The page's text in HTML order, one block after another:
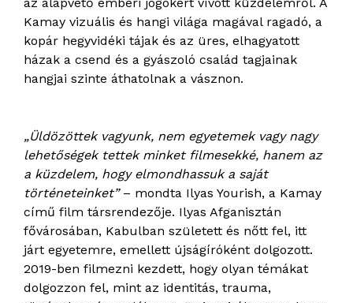
Kamay vizuális és hangi világa magával ragadó, a
kopár hegyvidéki tájak és az üres, elhagyatott
házak a csend és a gyászoló család tagjainak
hangjai szinte áthatolnak a vásznon.
„Üldözöttek vagyunk, nem egyetemek vagy nagy
lehetőségek tettek minket filmesekké, hanem az
a küzdelem, hogy elmondhassuk a saját
történeteinket”– mondta Ilyas Yourish, a Kamay
című film társrendezője. Ilyas Afganisztán
fővárosában, Kabulban született és nőtt fel, itt
járt egyetemre, emellett újságíróként dolgozott.
2019-ben filmezni kezdett, hogy olyan témákat
dolgozzon fel, mint az identitás, trauma,